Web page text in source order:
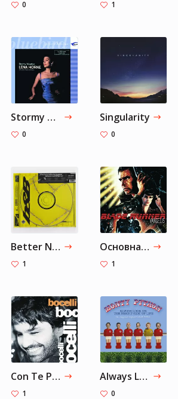
0 1
Stormy Weather (From "Cotton Club Parade")
0
Singularity
0
Better Now
1
Основна тема із "Того, що біжить по лезу"
1
Con Te Partirò
1
Always Look On The Bright Side Of Life
0